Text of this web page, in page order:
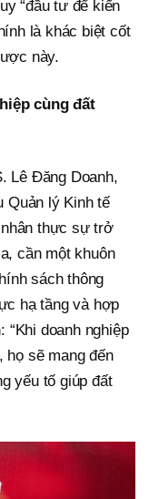
“đầu tư để kiến
là khác biệt cốt
này.
cùng đất
Lê Đăng Doanh,
Quản lý Kinh tế
thực sự trở
cần một khuôn
sách thông
hạ tầng và hợp
doanh nghiệp
sẽ mang đến
yếu tố giúp đất